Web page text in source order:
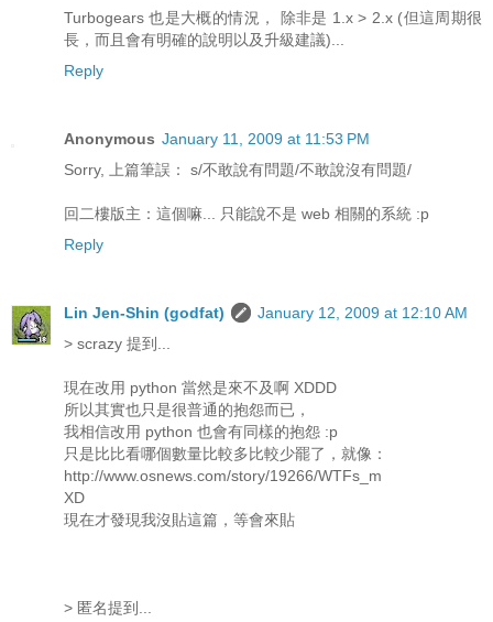
Turbogears 也是大概的情況， 除非是 1.x > 2.x (但這周期很
長，而且會有明確的說明以及升級建議)...
Reply
Anonymous January 11, 2009 at 11:53 PM
Sorry, 上篇筆誤： s/不敢說有問題/不敢說沒有問題/
回二樓版主：這個嘛... 只能說不是 web 相關的系統 :p
Reply
Lin Jen-Shin (godfat)
January 12, 2009 at 12:10 AM
> scrazy 提到...
現在改用 python 當然是來不及啊 XDDD
所以其實也只是很普通的抱怨而已，
我相信改用 python 也會有同樣的抱怨 :p
只是比比看哪個數量比較多比較少罷了，就像：
http://www.osnews.com/story/19266/WTFs_m
XD
現在才發現我沒貼這篇，等會來貼
> 匿名提到...